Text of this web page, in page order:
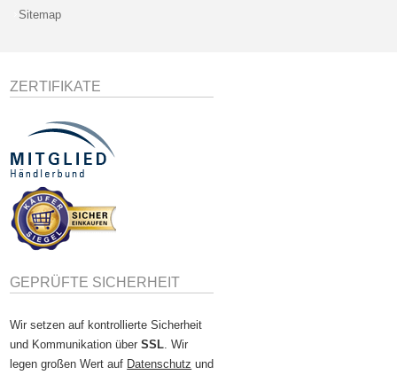
Sitemap
ZERTIFIKATE
GEPRÜFTE SICHERHEIT
Wir setzen auf kontrollierte Sicherheit
und Kommunikation überSSL . Wir
legen großen Wert auf Datenschutz und